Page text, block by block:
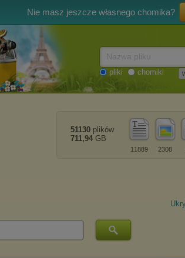
Nie masz jeszcze własnego chomika?
pliki chomiki
2308
11889
51130 plików
711,94 GB